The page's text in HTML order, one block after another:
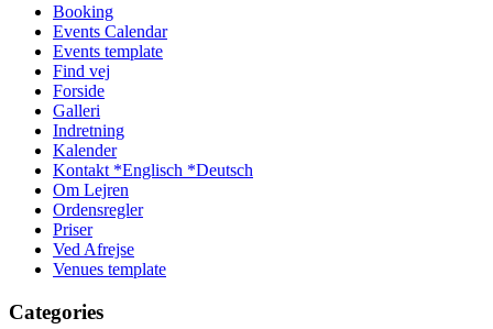
Booking
Events Calendar
Events template
Find vej
Forside
Galleri
Indretning
Kalender
Kontakt *Englisch *Deutsch
Om Lejren
Ordensregler
Priser
Ved Afrejse
Venues template
Categories